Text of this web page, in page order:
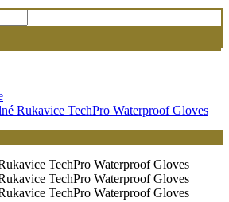
Rukavice TechPro Waterproof Gloves